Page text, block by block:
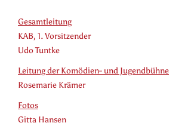
Gesamtleitung
KAB, 1. Vorsitzender
Udo Tuntke
Leitung der Komödien- und Jugendbühne
Rosemarie Krämer
Fotos
Gitta Hansen